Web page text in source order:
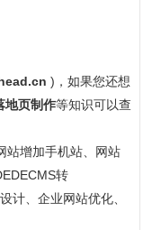
)，如果您还想
地页制作等知识可以查
站增加手机站、网站
转
计、企业网站优化、